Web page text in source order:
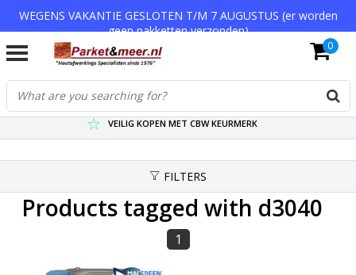
WEGENS VAKANTIE GESLOTEN T/M 7 AUGUSTUS (er worden
geen pakketten verzonden)
VERZENDKOSTEN € 7,95 (GRATIS VA €75,-)
SCHERPSTE PRIJZEN TOT WEL 75% KORTING !
VEILIG KOPEN MET CBW KEURMERK
0
FILTERS
Products tagged with d3040
1